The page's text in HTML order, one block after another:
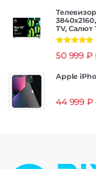
TV, Салют
из 5
50 999 ₽
Apple
44 999 ₽